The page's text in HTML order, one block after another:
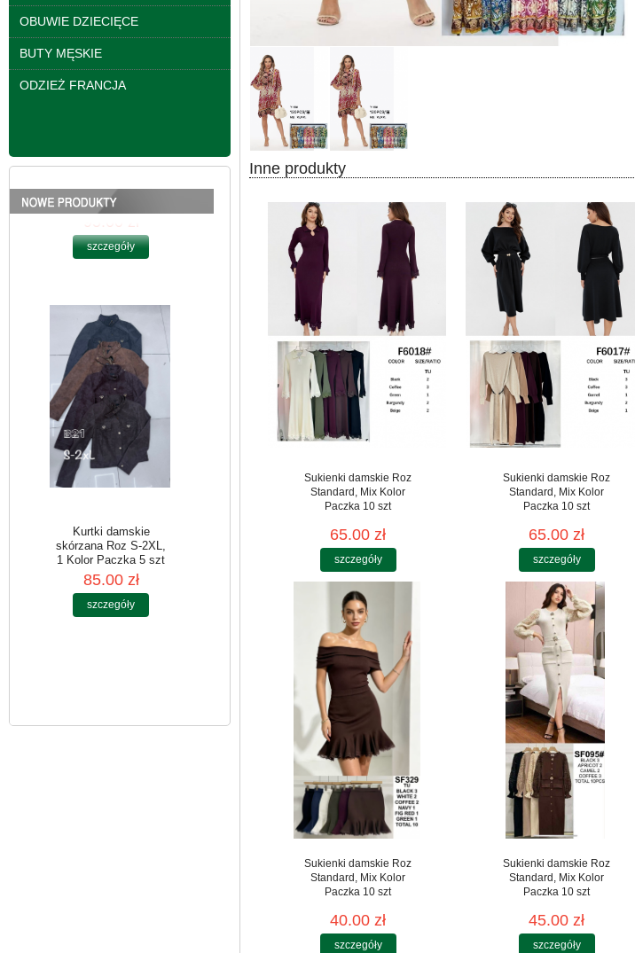
OBUWIE DZIECIĘCE
BUTY MĘSKIE
ODZIEŻ FRANCJA
Kurtki damskie
skórzana Roz S-2XL,
1 Kolor Paczka 5 szt
Kurtki damskie
skórzana Roz S-2XL,
1 Kolor Paczka 5 szt
Inne produkty
Sukienki damskie Roz
Standard, Mix Kolor
Paczka 10 szt
65.00 zł
szczegóły
Sukienki damskie Roz
Standard, Mix Kolor
Paczka 10 szt
65.00 zł
szczegóły
Sukienki damskie Roz
Standard, Mix Kolor
Paczka 10 szt
40.00 zł
szczegóły
Sukienki damskie Roz
Standard, Mix Kolor
Paczka 10 szt
45.00 zł
szczegóły